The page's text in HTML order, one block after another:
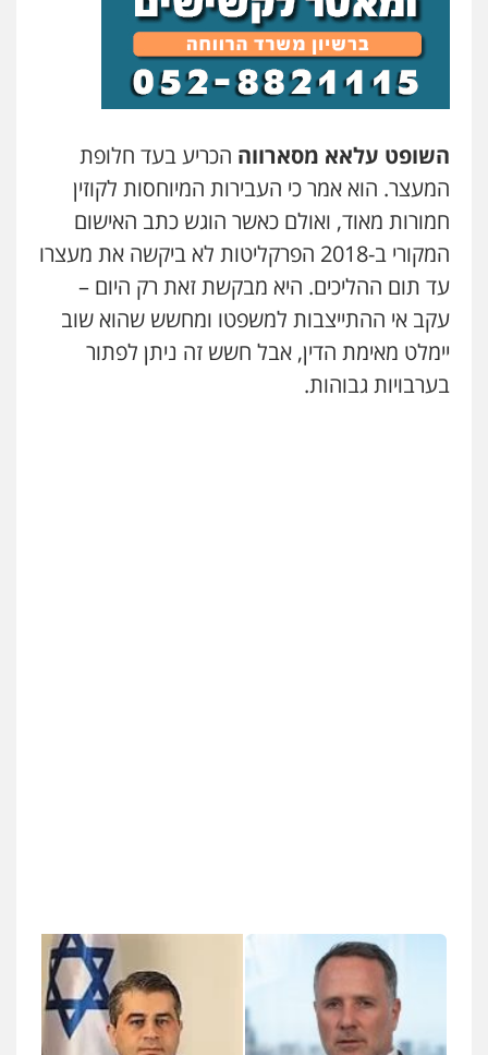
השופט עלאא מסארווה הכריע בעד חלופת
המעצר. הוא אמר כי העבירות המיוחסות לקוזין
חמורות מאוד, ואולם כאשר הוגש כתב האישום
המקורי ב-2018 הפרקליטות לא ביקשה את מעצרו
עד תום ההליכים. היא מבקשת זאת רק היום –
עקב אי ההתייצבות למשפטו ומחשש שהוא שוב
יימלט מאימת הדין, אבל חשש זה ניתן לפתור
בערבויות גבוהות.
0546661544
עו"ד אורי רינצקי
פלילי כלכלי ניהול משפטים